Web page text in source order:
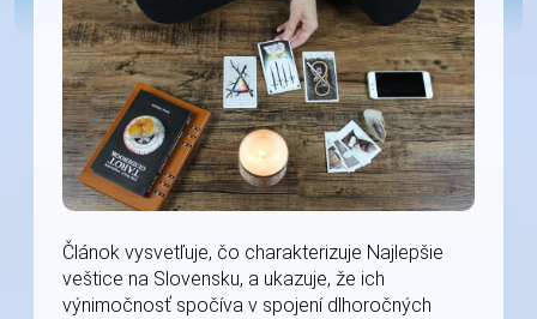
Článok vysvetľuje, čo charakterizuje Najlepšie
veštice na Slovensku, a ukazuje, že ich
výnimočnosť spočíva v spojení dlhoročných